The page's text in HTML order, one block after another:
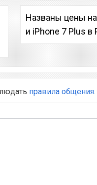
Названы цены
и iPhone 7 Plus в
правила общения.